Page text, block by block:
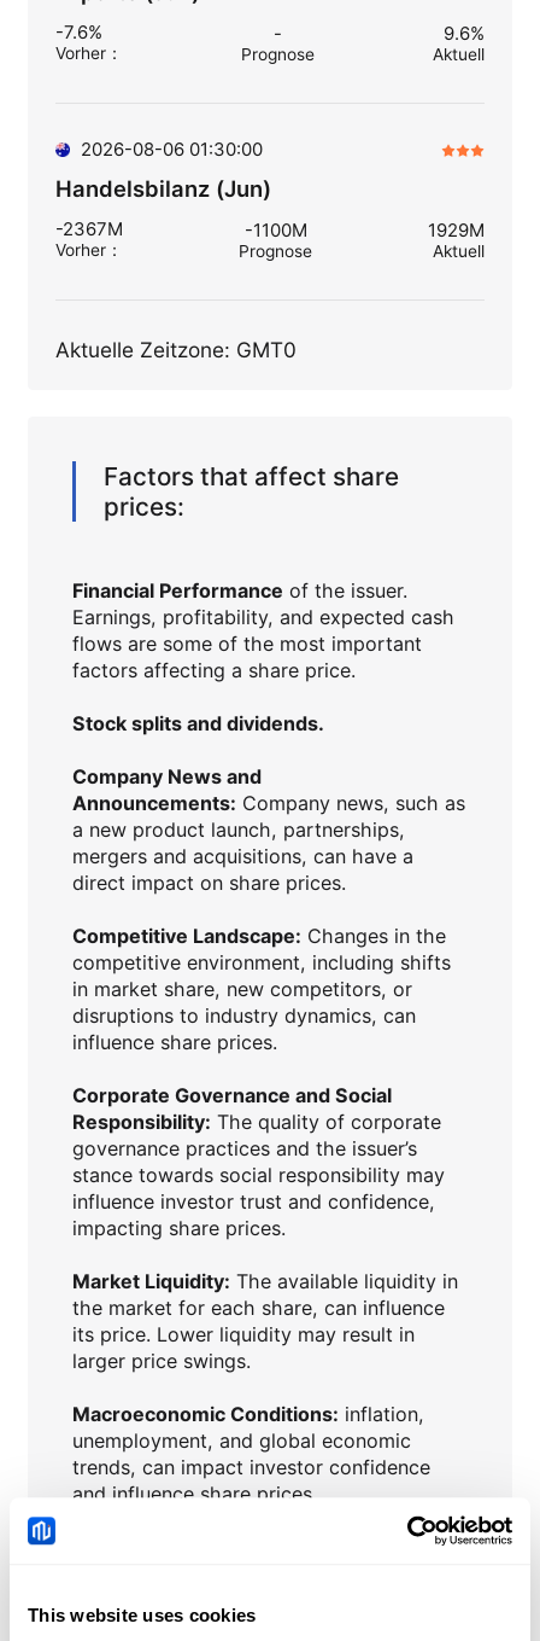
This website uses cookies
-7.6%
Vorher：
-
Prognose
9.6%
Aktuell
2026-08-06 01:30:00
Handelsbilanz (Jun)
-2367M
Vorher：
-1100M
Prognose
1929M
Aktuell
Aktuelle Zeitzone: GMT0
Factors that affect share
prices:
Financial Performance of the issuer.
Earnings, profitability, and expected cash
flows are some of the most important
factors affecting a share price.
Stock splits and dividends.
Company News and
Announcements: Company news, such as
a new product launch, partnerships,
mergers and acquisitions, can have a
direct impact on share prices.
Competitive Landscape: Changes in the
competitive environment, including shifts
in market share, new competitors, or
disruptions to industry dynamics, can
influence share prices.
Corporate Governance and Social
Responsibility: The quality of corporate
governance practices and the issuer’s
stance towards social responsibility may
influence investor trust and confidence,
impacting share prices.
Market Liquidity: The available liquidity in
the market for each share, can influence
its price. Lower liquidity may result in
larger price swings.
Macroeconomic Conditions: inflation,
unemployment, and global economic
trends, can impact investor confidence
and influence share prices.
Central bank policies and
other asset classes.